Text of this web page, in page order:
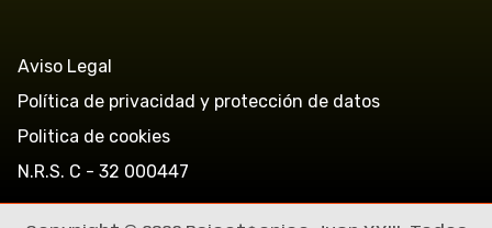
Aviso Legal
Política de privacidad y protección de datos
Politica de cookies
N.R.S. C - 32 000447